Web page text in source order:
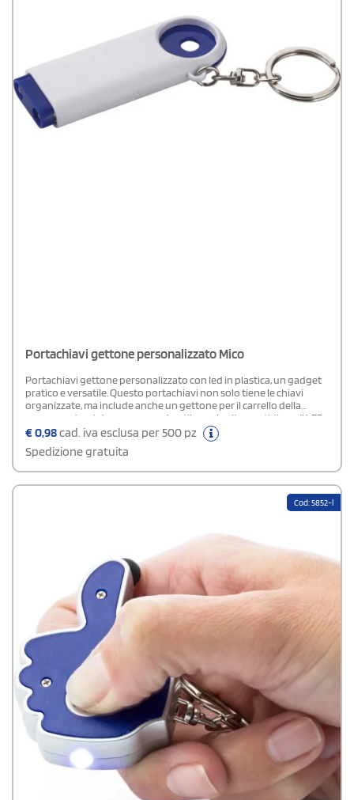
Portachiavi gettone personalizzato Mico
Portachiavi gettone personalizzato con led in plastica, un gadget
pratico e versatile. Questo portachiavi non solo tiene le chiavi
organizzate, ma include anche un gettone per il carrello della
spesa, rendendolo un accessorio utile per la vita quotidiana. Il LED
integrato offre una fonte di luce aggiuntiva, perfetta per
situazioni di emergenza o per trovare serrature al buio. Realizzato
in plastica resistente, è leggero e facile da trasportare. Ogni
portachiavi è confezionato in una pratica polybag, pronto per
essere distribuito in eventi promozionali o come regalo aziendale.
€0,98cad. iva esclusa per 500 pz
Spedizione gratuita
Cod: 5852-l